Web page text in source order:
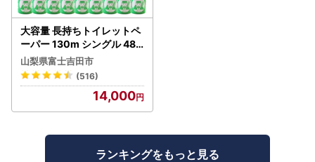
大容量 長持ちトイレットペ
ーパー 130m シングル 48R
芯なし 3倍巻 トイレット
山梨県富士吉田市
(516)
14,000
ランキングをもっと見る